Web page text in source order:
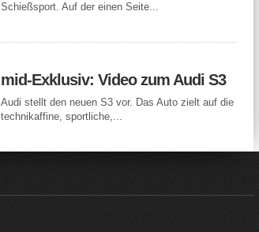
Schießsport. Auf der einen Seite...
mid-Exklusiv: Video zum Audi S3
Audi stellt den neuen S3 vor. Das Auto zielt auf die
technikaffine, sportliche,...